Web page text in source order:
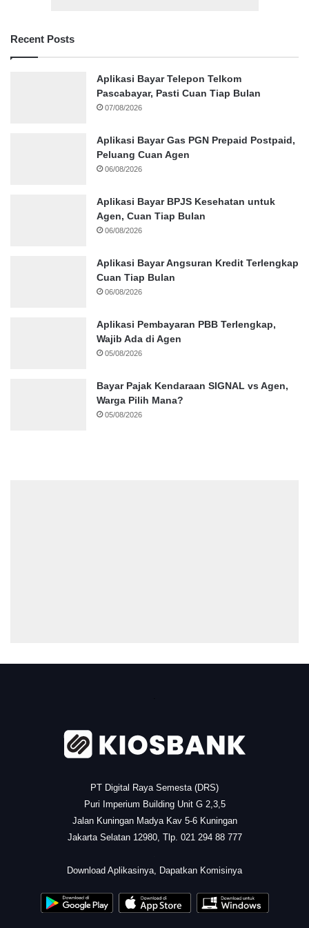
Recent Posts
Aplikasi Bayar Telepon Telkom
Pascabayar, Pasti Cuan Tiap Bulan
07/08/2026
Aplikasi Bayar Gas PGN Prepaid Postpaid,
Peluang Cuan Agen
06/08/2026
Aplikasi Bayar BPJS Kesehatan untuk
Agen, Cuan Tiap Bulan
06/08/2026
Aplikasi Bayar Angsuran Kredit Terlengkap
Cuan Tiap Bulan
06/08/2026
Aplikasi Pembayaran PBB Terlengkap,
Wajib Ada di Agen
05/08/2026
Bayar Pajak Kendaraan SIGNAL vs Agen,
Warga Pilih Mana?
05/08/2026
PT Digital Raya Semesta (DRS)
Puri Imperium Building Unit G 2,3,5
Jalan Kuningan Madya Kav 5-6 Kuningan
Jakarta Selatan 12980, Tlp. 021 294 88 777
Download Aplikasinya, Dapatkan Komisinya